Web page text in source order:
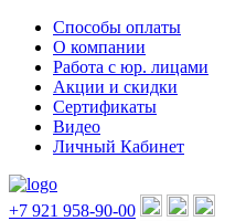
Способы оплаты
О компании
Работа с юр. лицами
Акции и скидки
Сертификаты
Видео
Личный Кабинет
+7 921 958-90-00